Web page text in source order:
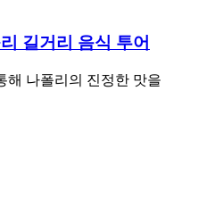
길거리 음식 투어
해 나폴리의 진정한 맛을